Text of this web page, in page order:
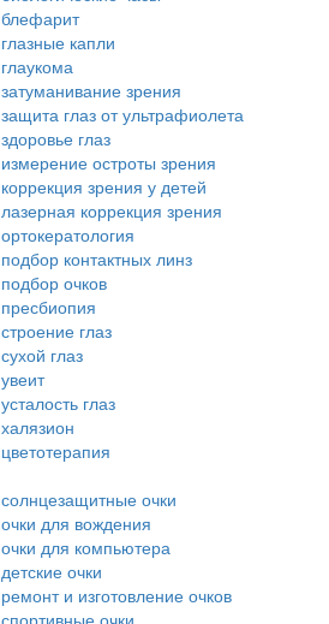
блефарит
глазные капли
глаукома
затуманивание зрения
защита глаз от ультрафиолета
здоровье глаз
измерение остроты зрения
коррекция зрения у детей
лазерная коррекция зрения
ортокератология
подбор контактных линз
подбор очков
пресбиопия
строение глаз
сухой глаз
увеит
усталость глаз
халязион
цветотерапия
солнцезащитные очки
очки для вождения
очки для компьютера
детские очки
ремонт и изготовление очков